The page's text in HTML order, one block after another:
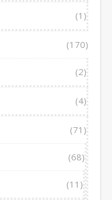
(1)
(170)
(2)
(4)
(71)
(68)
(11)